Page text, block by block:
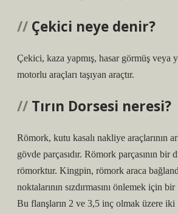
Çekici neye denir?
Çekici, kaza yapmış, hasar görmüş veya
motorlu araçları taşıyan araçtır.
Tırın Dorsesi neresi?
Römork, kutu kasalı nakliye araçlarının
gövde parçasıdır. Römork parçasının bir
römorktur. Kingpin, römork araca
noktalarının sızdırmasını önlemek için bir
Bu flanşların 2 ve 3,5 inç olmak üzere iki